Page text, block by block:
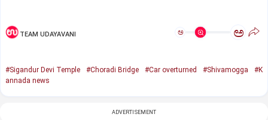
TEAM UDAYAVANI ಅ ಅ
#Sigandur Devi Temple #Choradi Bridge #Car overturned #Shivamogga
#K
annada news
ADVERTISEMENT